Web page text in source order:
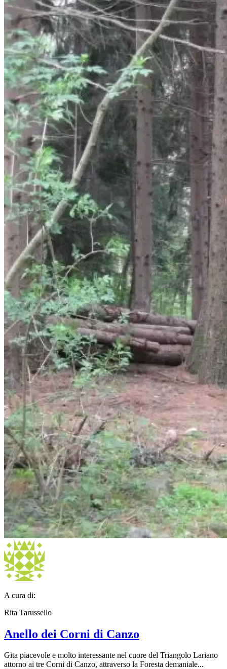
A cura di:
Rita Tarussello
Anello dei Corni di Canzo
Gita piacevole e molto interessante nel cuore del Triangolo Lariano
attorno ai tre Corni di Canzo, attraverso la Foresta demaniale...